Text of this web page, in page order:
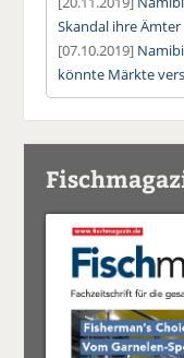
Skandal ihre Ämter
[07.10.2019]
könnte Märkte